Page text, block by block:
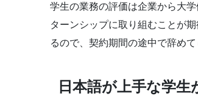
学生の業務の評価は企業から大
ターンシップに取り組むことが
るので、契約期間の途中で辞め
日本語が上手な学生